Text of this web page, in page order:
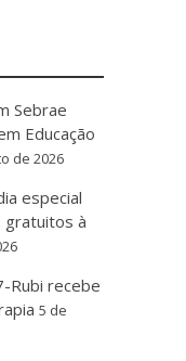
Sebrae
Educação
de 2026
especial
gratuitos à
Rubi recebe
5 de